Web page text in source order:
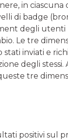
in ciascuna
di badge
degli utenti
Le tre
inviati e
degli stessi.
tre
positivi sul